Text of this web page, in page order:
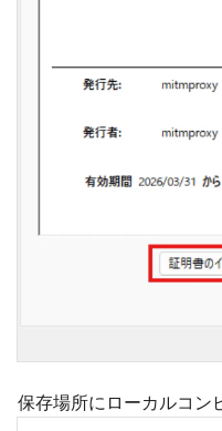
保存場所にローカルコン